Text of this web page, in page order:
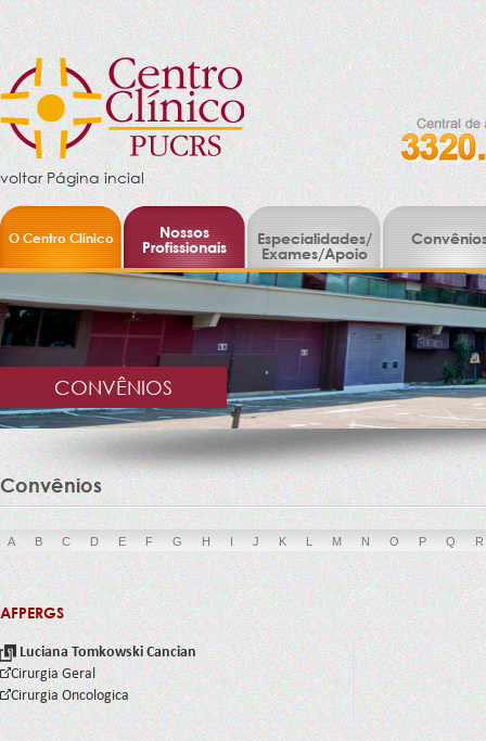
voltar Página incial
O Centro Clínico
Nossos
Profissionais
Especialidades/
Exames/Apoio
CONVÊNIOS
Convênios
A B C D E F G H I J K L M N O P Q R
AFPERGS
Luciana Tomkowski Cancian
Cirurgia Geral
Cirurgia Oncologica